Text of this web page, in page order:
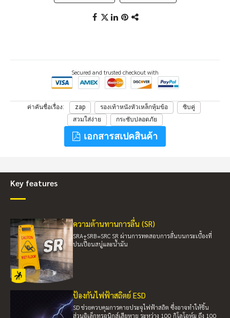
Secured and trusted checkout with
ค่าคันชื่อเรื่อง zap รองเท้าหนังหัวเหล็กหุ้มข้อ
ซิบคู่
สวมใส่ง่าย
กระชับปลอดภัย
เอกสารสเปคสินค้า
Key features
ความต้านทานการลื่น (SR)
SRA+SRB=SRC SR ผ่านการทดสอบการลื่นบนกระเบื้องที่
ปนเปื้อนสบู่และน้ำมัน
ป้องกันไฟฟ้าสถิตย์ ESD
SD ช่วยควบคุมการคายประจุไฟฟ้าสถิต ซึ่งอาจทำให้ชิ้น
ส่วนอิเล็กทรอนิกส์เสียหาย ระหว่าง 100 กิโลโอห์ม ถึง 100